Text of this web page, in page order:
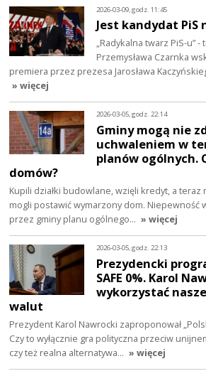
2026-03-09, godz. 11:45
Jest kandydat PiS
„Radykalna twarz PiS-u”
Przemysława Czarnka
premiera przez prezesa Jarosława
» więcej
2026-03-05, godz. 22:14
Gminy mogą nie
uchwaleniem w
planów ogólnych.
domów?
Kupili działki budowlane, wzięli kredyt, a teraz
mogli postawić wymarzony dom. Niepewność
przez gminy planu ogólnego… » więcej
2026-03-05, godz. 22:13
Prezydencki
SAFE 0%. Karol
wykorzystać
walut
Prezydent Karol Nawrocki zaproponował
Czy to wyłącznie gra polityczna przeciw
czy też realna alternatywa… » więcej